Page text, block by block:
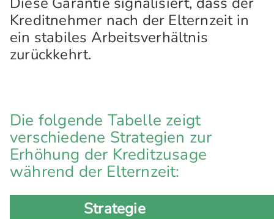
Kreditnehmer nach der Elternzeit in
ein stabiles Arbeitsverhältnis
zurückkehrt.
Die folgende Tabelle zeigt
verschiedene Strategien zur
Erhöhung der Kreditzusage
während der Elternzeit:
Strategie